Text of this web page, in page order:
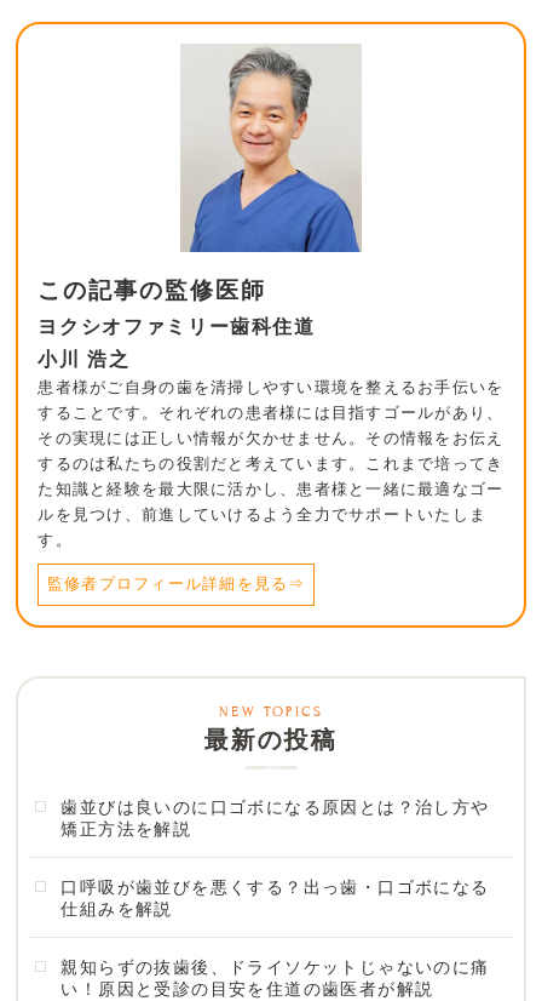
この記事の監修医師
ヨクシオファミリー歯科住道
小川 浩之
患者様がご自身の歯を清掃しやすい環境を整えるお手伝いを
することです。それぞれの患者様には目指すゴールがあり、
その実現には正しい情報が欠かせません。その情報をお伝え
するのは私たちの役割だと考えています。これまで培ってき
た知識と経験を最大限に活かし、患者様と一緒に最適なゴー
ルを見つけ、前進していけるよう全力でサポートいたしま
す。
監修者プロフィール詳細を見る⇒
最新の投稿
歯並びは良いのに口ゴボになる原因とは？治し方や
矯正方法を解説
口呼吸が歯並びを悪くする？出っ歯・口ゴボになる
仕組みを解説
親知らずの抜歯後、ドライソケットじゃないのに痛
い！原因と受診の目安を住道の歯医者が解説